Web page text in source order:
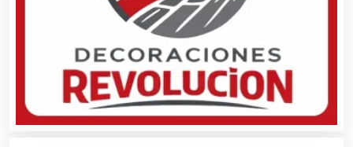
Balnearios
Bancos
Banquetes